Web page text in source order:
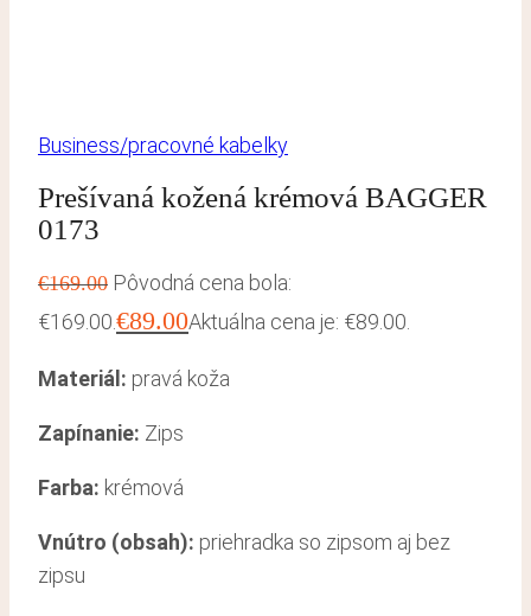
Business/pracovné kabelky
Prešívaná kožená krémová BAGGER
0173
€169.00 Pôvodná cena bola:
€169.00.€89.00Aktuálna cena je: €89.00.
Materiál: pravá koža
Zapínanie: Zips
Farba: krémová
Vnútro (obsah): priehradka so zipsom aj bez
zipsu